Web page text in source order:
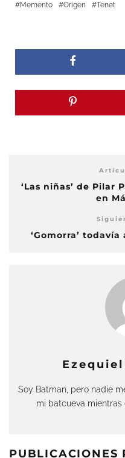
Memento
Origen Tenet
‘Las niñas’ de Pilar
en
‘Gomorra’
Soy Batman, pero nadie
mi batcueva
PUBLICACIONES